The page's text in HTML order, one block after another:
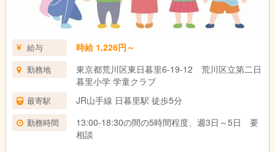
給与 時給 1,226円～
勤務地
東京都荒川区東日暮里6-19-12 荒川区立第二日
暮里小学 学童クラブ
最寄駅 JR山手線 日暮里駅 徒歩5分
勤務時間
13:00-18:30の間の5時間程度、週3日～5日 要
相談